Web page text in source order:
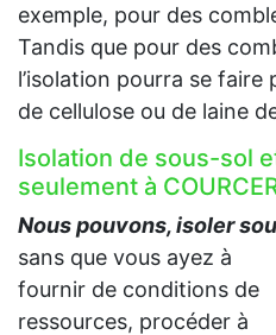
exemple, pour des
Tandis que pour des
l’isolation pourra se
de cellulose ou de laine
Isolation de sous-sol
seulement à
Nous pouvons, isoler
sans que vous ayez à
fournir de conditions de
ressources, procéder à